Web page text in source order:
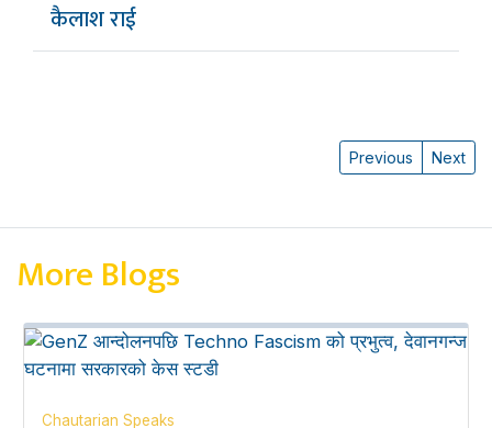
कैलाश राई
Previous Next
More Blogs
Chautarian Speaks